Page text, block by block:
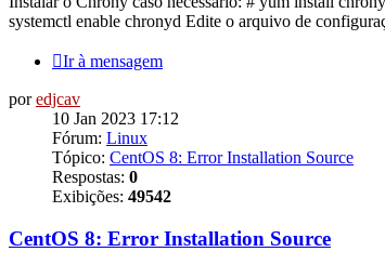
systemctl enable chronyd Edite o arquivo de
Ir à mensagem
poredjcav
10 Jan 2023 17:12
Fórum: Linux
Tópico: CentOS 8: Error Installation Source
Respostas: 0
Exibições: 49542
CentOS 8: Error Installation Source